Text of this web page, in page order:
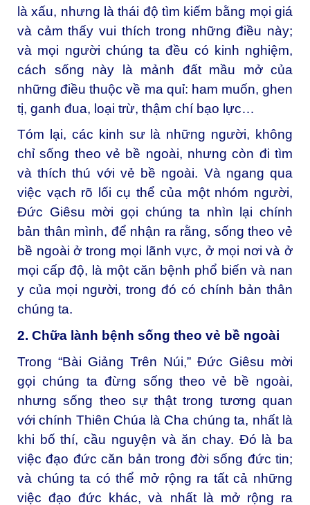
là xấu, nhưng là thái độ tìm kiếm bằng mọi giá
và cảm thấy vui thích trong những điều này;
và mọi người chúng ta đều có kinh nghiệm,
cách sống này là mảnh đất mầu mở của
những điều thuộc về ma quỉ: ham muốn, ghen
tị, ganh đua, loại trừ, thậm chí bạo lực…
Tóm lại, các kinh sư là những người, không
chỉ sống theo vẻ bề ngoài, nhưng còn đi tìm
và thích thú với vẻ bề ngoài. Và ngang qua
việc vạch rõ lối cụ thể của một nhóm người,
Đức Giêsu mời gọi chúng ta nhìn lại chính
bản thân mình, để nhận ra rằng, sống theo vẻ
bề ngoài ở trong mọi lãnh vực, ở mọi nơi và ở
mọi cấp độ, là một căn bệnh phổ biến và nan
y của mọi người, trong đó có chính bản thân
chúng ta.
2. Chữa lành bệnh sống theo vẻ bề ngoài
Trong “Bài Giảng Trên Núi,” Đức Giêsu mời
gọi chúng ta đừng sống theo vẻ bề ngoài,
nhưng sống theo sự thật trong tương quan
với chính Thiên Chúa là Cha chúng ta, nhất là
khi bố thí, cầu nguyện và ăn chay. Đó là ba
việc đạo đức căn bản trong đời sống đức tin;
và chúng ta có thể mở rộng ra tất cả những
việc đạo đức khác, và nhất là mở rộng ra